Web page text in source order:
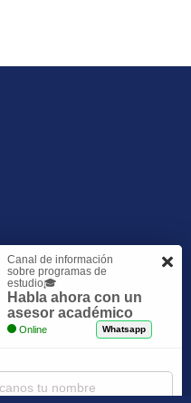
Canal de información
sobre programas de
estudio🎓
Habla ahora con un
asesor académico
Online Whatsapp